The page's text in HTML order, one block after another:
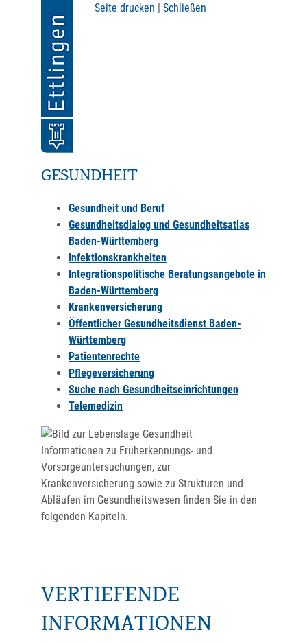
Seite drucken | Schließen
GESUNDHEIT
Gesundheit und Beruf
Gesundheitsdialog und Gesundheitsatlas
Baden-Württemberg
Infektionskrankheiten
Integrationspolitische Beratungsangebote in
Baden-Württemberg
Krankenversicherung
Öffentlicher Gesundheitsdienst Baden-
Württemberg
Patientenrechte
Pflegeversicherung
Suche nach Gesundheitseinrichtungen
Telemedizin
Informationen zu Früherkennungs- und
Vorsorgeuntersuchungen, zur
Krankenversicherung sowie zu Strukturen und
Abläufen im Gesundheitswesen finden Sie in den
folgenden Kapiteln.
VERTIEFENDE
INFORMATIONEN